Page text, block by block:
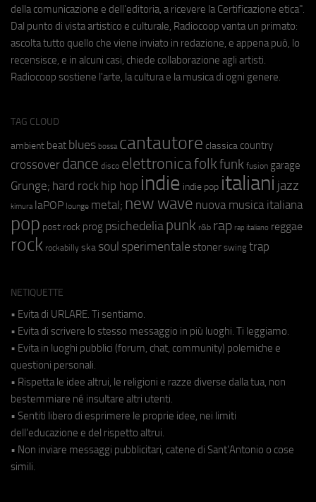
della comunicazione e dell'editoria, a ricevere la Certificazione etica".
Dal punto di vista artistico e culturale, Radiocoop vanta un primato:
ascolta tutto quello che viene inviato in redazione, e appena può, lo
recensisce, e in alcuni casi, chiede collaborazione agli artisti.
Radiocoop sostiene l'arte, la cultura e la musica di ogni genere.
TAG CLOUD
ambient beat blues bossa cantautore classica country
crossover dance disco elettronicafolkfunk fusion garage
Grunge; hard rock hip hop indie indie pop italiani jazz
kimura laPOP lounge metal; new wave nuova musica italiana
pop post rock prog psichedeliapunk r&b rap rap italiano reggae
rock rockabilly ska soul sperimentale stoner swing trap
NETIQUETTE
• Evita di URLARE. Ti sentiamo.
• Evita di scrivere lo stesso messaggio in più luoghi. Ti leggiamo.
• Evita in luoghi pubblici (forum, chat, community) polemiche e
questioni personali.
• Rispetta le idee altrui, le religioni e razze diverse dalla tua, non
bestemmiare né insultare altri utenti.
• Sentiti libero di esprimere le proprie idee, nei limiti
dell'educazione e del rispetto altrui.
• Non inviare messaggi pubblicitari, catene di Sant'Antonio o cose
simili.